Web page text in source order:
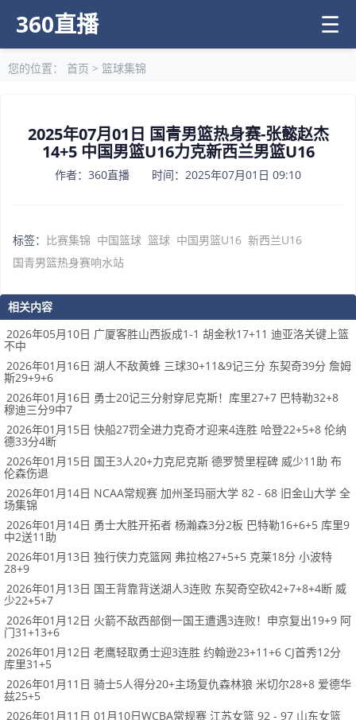
360直播 ☰
您的位置： 首页 > 篮球集锦
2025年07月01日 国青男篮热身赛-张懿赵杰
14+5 中国男篮U16力克新西兰男篮U16
作者：360直播 时间：2025年07月01日 09:10
标签： 比赛集锦 中国篮球 篮球 中国男篮U16 新西兰U16
国青男篮热身赛响水站
相关内容
2026年05月10日 广厦客胜山西扳成1-1 胡金秋17+11 迪亚洛关键上篮
不中
2026年01月16日 湖人不敌黄蜂 三球30+11&9记三分 东契奇39分 詹姆
斯29+9+6
2026年01月16日 勇士20记三分射穿尼克斯！库里27+7 巴特勒32+8
穆迪三分9中7
2026年01月15日 快船27罚全进力克奇才迎来4连胜 哈登22+5+8 伦纳
德33分4断
2026年01月15日 国王3人20+力克尼克斯 德罗赞里程碑 威少11助 布
伦森伤退
2026年01月14日 NCAA常规赛 加州圣玛丽大学 82 - 68 旧金山大学 全
场集锦
2026年01月14日 勇士大胜开拓者 杨瀚森3分2板 巴特勒16+6+5 库里9
中2送11助
2026年01月13日 独行侠力克篮网 弗拉格27+5+5 克莱18分 小波特
28+9
2026年01月13日 国王背靠背送湖人3连败 东契奇空砍42+7+8+4断 威
少22+5+7
2026年01月12日 火箭不敌西部倒一国王遭遇3连败！申京复出19+9 阿
门31+13+6
2026年01月12日 老鹰轻取勇士迎3连胜 约翰逊23+11+6 CJ首秀12分
库里31+5
2026年01月11日 骑士5人得分20+主场复仇森林狼 米切尔28+8 爱德华
兹25+5
2026年01月11日 01月10日WCBA常规赛 江苏女篮 92 - 97 山东女篮